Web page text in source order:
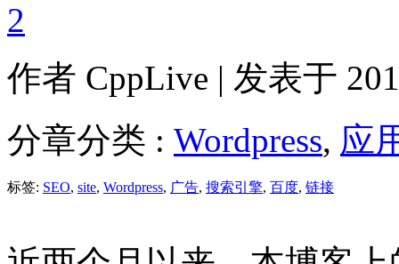
2
作者 CppLive | 发表于
分章分类 : Wordpress, 应
标签: SEO, site, Wordpress, 广告, 搜索引擎, 百度, 链接